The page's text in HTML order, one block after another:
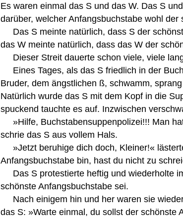
Es waren einmal das S und das W. Das S
darüber, welcher Anfangsbuchstabe wohl der
Das S meinte natürlich, dass S der
das W meinte natürlich, dass das W der
Dieser Streit dauerte schon viele, viele
Eines Tages, als das S friedlich in der
Bruder, dem ängstlichen ß, schwamm,
Natürlich wurde das S mit dem Kopf in die
spuckend tauchte es auf. Inzwischen
»Hilfe, Buchstabensuppenpolizei!!! Man
schrie das S aus vollem Hals.
»Jetzt beruhige dich doch, Kleiner!«
Anfangsbuchstabe bin, hast du nicht zu
Das S protestierte heftig und wiederholte
schönste Anfangsbuchstabe sei.
Nach einigem hin und her waren sie
das S: »Warte einmal, du sollst der schönste